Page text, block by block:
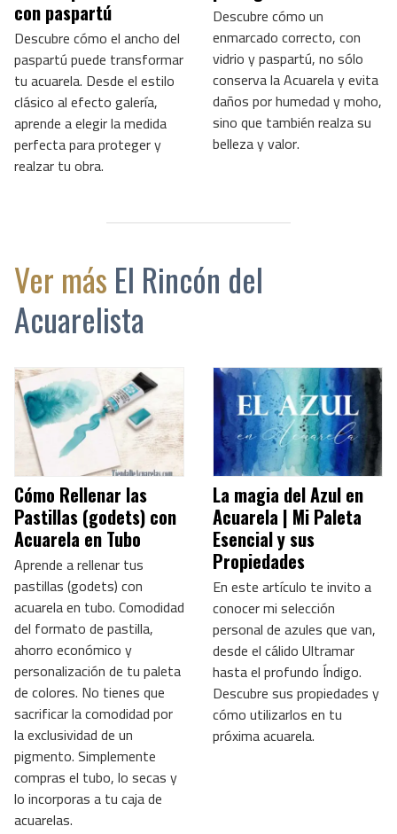
con paspartú
Descubre cómo el ancho del
paspartú puede transformar
tu acuarela. Desde el estilo
clásico al efecto galería,
aprende a elegir la medida
perfecta para proteger y
realzar tu obra.
Descubre cómo un
enmarcado correcto, con
vidrio y paspartú, no sólo
conserva la Acuarela y evita
daños por humedad y moho,
sino que también realza su
belleza y valor.
Ver más El Rincón del
Acuarelista
Cómo Rellenar las
Pastillas (godets) con
Acuarela en Tubo
Aprende a rellenar tus
pastillas (godets) con
acuarela en tubo. Comodidad
del formato de pastilla,
ahorro económico y
personalización de tu paleta
de colores. No tienes que
sacrificar la comodidad por
la exclusividad de un
pigmento. Simplemente
compras el tubo, lo secas y
lo incorporas a tu caja de
acuarelas.
La magia del Azul en
Acuarela | Mi Paleta
Esencial y sus
Propiedades
En este artículo te invito a
conocer mi selección
personal de azules que van,
desde el cálido Ultramar
hasta el profundo Índigo.
Descubre sus propiedades y
cómo utilizarlos en tu
próxima acuarela.